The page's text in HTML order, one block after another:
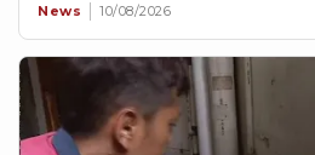
News 10/08/2026